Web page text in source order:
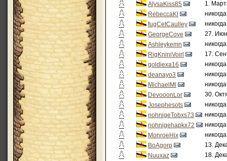
AlysaKiss85
1.
RebeccaKl
fugCetCaulley
GeorgeCove
27.
Ashleykemn
RigKniniVoirl
17.
goldiexa16
deanayo3
MichaelMl
DevooonLor
30.
Josephesots
nohnigeTobxs73
nohnigehapkx72
MonroeHix
BoAgorp
13.
Nuuxaz
18.